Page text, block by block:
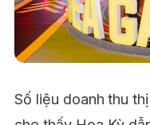
Số liệu doanh thu